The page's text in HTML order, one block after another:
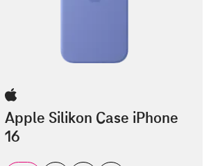
Apple Silikon Case iPhone
16